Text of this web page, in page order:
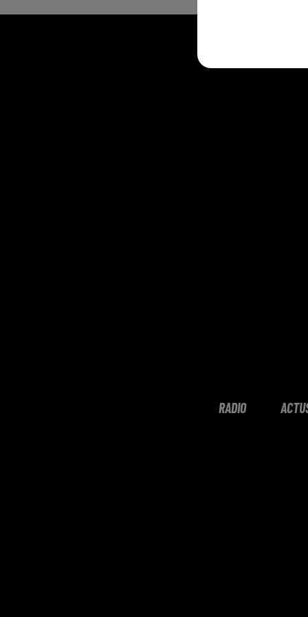
RADIO